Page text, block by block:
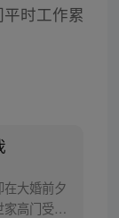
时工作累
大婚前夕
高门受尽